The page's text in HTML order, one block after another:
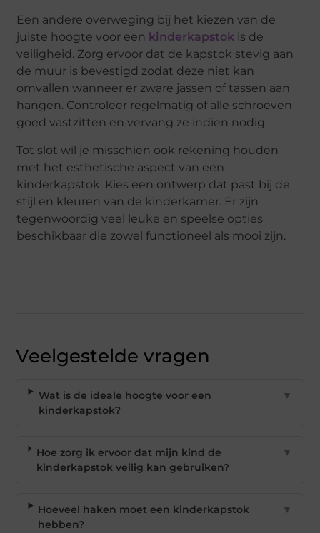
Een andere overweging bij het kiezen van de
juiste hoogte voor een kinderkapstok is de
veiligheid. Zorg ervoor dat de kapstok stevig aan
de muur is bevestigd zodat deze niet kan
omvallen wanneer er zware jassen of tassen aan
hangen. Controleer regelmatig of alle schroeven
goed vastzitten en vervang ze indien nodig.
Tot slot wil je misschien ook rekening houden
met het esthetische aspect van een
kinderkapstok. Kies een ontwerp dat past bij de
stijl en kleuren van de kinderkamer. Er zijn
tegenwoordig veel leuke en speelse opties
beschikbaar die zowel functioneel als mooi zijn.
Veelgestelde vragen
Wat is de ideale hoogte voor een
kinderkapstok?
▼
Hoe zorg ik ervoor dat mijn kind de
kinderkapstok veilig kan gebruiken?
▼
Hoeveel haken moet een kinderkapstok
hebben?
▼